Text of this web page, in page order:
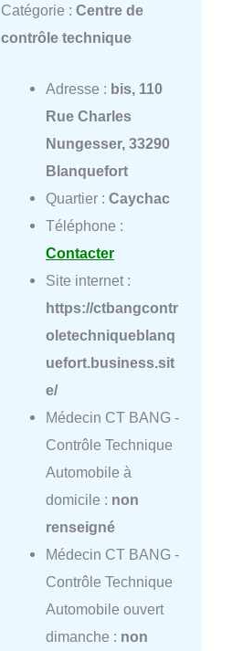
Catégorie : Centre de
contrôle technique
Adresse : bis, 110
Rue Charles
Nungesser, 33290
Blanquefort
Quartier : Caychac
Téléphone :
Contacter
Site internet :
https://ctbangcontr
oletechniqueblanq
uefort.business.sit
e/
Médecin CT BANG -
Contrôle Technique
Automobile à
domicile : non
renseigné
Médecin CT BANG -
Contrôle Technique
Automobile ouvert
dimanche : non